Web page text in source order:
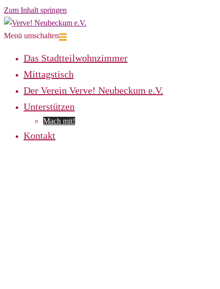
Zum Inhalt springen
Menü umschalten
Das Stadtteilwohnzimmer
Mittagstisch
Der Verein Verve! Neubeckum e.V.
Unterstützen
Mach mit!
Kontakt